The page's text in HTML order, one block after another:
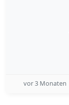
vor 3 Monaten